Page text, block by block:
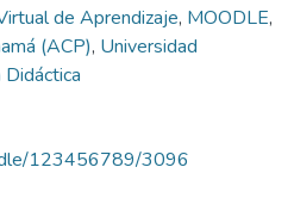
de Aprendizaje, MOODLE,
(ACP), Universidad
Didáctica
123456789/3096